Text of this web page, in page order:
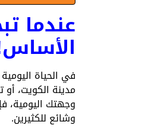
عندما
في الحياة
مدينة الكويت،
وجهتك اليومية،
وشائع للكثيرين.